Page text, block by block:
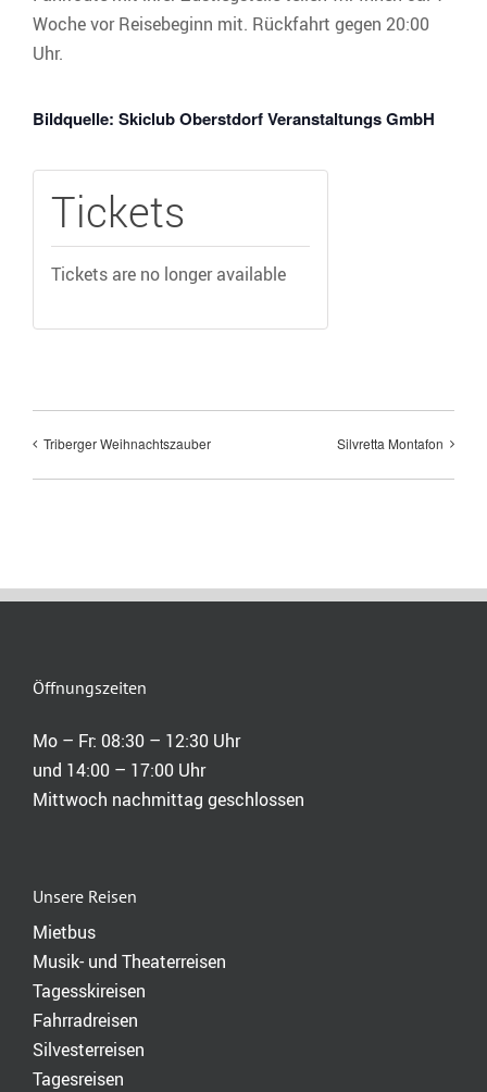
Woche vor Reisebeginn mit. Rückfahrt gegen 20:00
Uhr.
Bildquelle: Skiclub Oberstdorf Veranstaltungs GmbH
Tickets
Tickets are no longer available
Triberger Weihnachtszauber Silvretta Montafon
Öffnungszeiten
Mo – Fr: 08:30 – 12:30 Uhr
und 14:00 – 17:00 Uhr
Mittwoch nachmittag geschlossen
Unsere Reisen
Mietbus
Musik- und Theaterreisen
Tagesskireisen
Fahrradreisen
Silvesterreisen
Tagesreisen